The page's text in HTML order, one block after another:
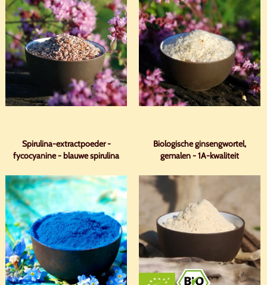
Spirulina-extractpoeder -
fycocyanine - blauwe spirulina
Biologische ginsengwortel,
gemalen - 1A-kwaliteit